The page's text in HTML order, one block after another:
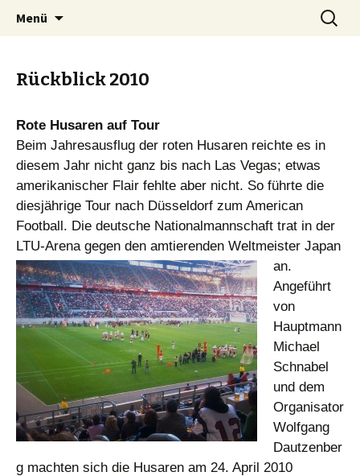
St. Nikolaus Bruderschaft
Brüggen 1861 e. V.
Menü
Suchen
nach:
Rückblick 2010
Rote Husaren auf Tour
Beim Jahresausflug der roten Husaren reichte es in
diesem Jahr nicht ganz bis nach Las Vegas; etwas
amerikanischer Flair fehlte aber nicht. So führte die
diesjährige Tour nach Düsseldorf zum American
Football. Die deutsche Nationalmannschaft trat in der
LTU-Arena gegen den amtierenden Weltmeister Japan
an.
Angeführt
von
Hauptmann
Michael
Schnabel
und dem
Organisator
Wolfgang
Dautzenber
g machten sich die Husaren am 24. April 2010